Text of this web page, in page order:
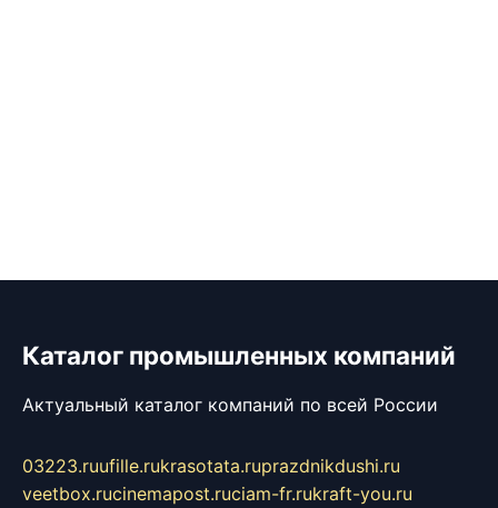
Каталог промышленных компаний
Актуальный каталог компаний по всей России
03223.ruufille.rukrasotata.ruprazdnikdushi.ru
veetbox.rucinemapost.ruciam-fr.rukraft-you.ru